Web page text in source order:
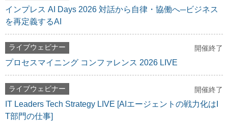
インプレス AI Days 2026 対話から自律・協働へ─ビジネス
を再定義するAI
ライブウェビナー 開催終了
プロセスマイニング コンファレンス 2026 LIVE
ライブウェビナー 開催終了
IT Leaders Tech Strategy LIVE [AIエージェントの戦力化はI
T部門の仕事]